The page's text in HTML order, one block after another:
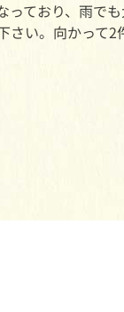
っており、雨で
さい。向かって2